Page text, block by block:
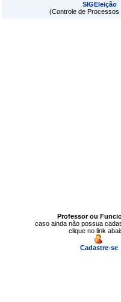
SIGEleição
(Controle de Processos
Professor ou
caso ainda não possua
clique no link
Cadastre-se